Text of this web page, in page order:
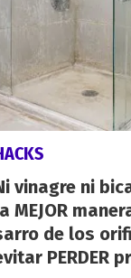
vinagre ni
MEJOR
de los
PERDER